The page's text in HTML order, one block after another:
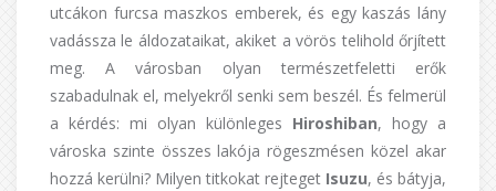
utcákon furcsa maszkos emberek, és egy kaszás lány
vadássza le áldozataikat, akiket a vörös telihold őrjített
meg. A városban olyan természetfeletti erők
szabadulnak el, melyekről senki sem beszél. És felmerül
a kérdés: mi olyan különleges Hiroshiban, hogy a
városka szinte összes lakója rögeszmésen közel akar
hozzá kerülni? Milyen titkokat rejteget Isuzu, és bátyja,